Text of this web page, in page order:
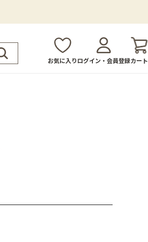
お気に入りログイン・会員登録カート